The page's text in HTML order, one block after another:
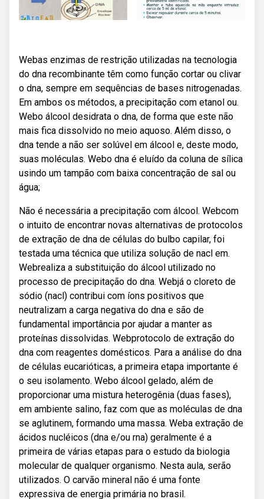
Webas enzimas de restrição utilizadas na tecnologia
do dna recombinante têm como função cortar ou clivar
o dna, sempre em sequências de bases nitrogenadas.
Em ambos os métodos, a precipitação com etanol ou.
Webo álcool desidrata o dna, de forma que este não
mais fica dissolvido no meio aquoso. Além disso, o
dna tende a não ser solúvel em álcool e, deste modo,
suas moléculas. Webo dna é eluído da coluna de sílica
usindo um tampão com baixa concentração de sal ou
água;
Não é necessária a precipitação com álcool. Webcom
o intuito de encontrar novas alternativas de protocolos
de extração de dna de células do bulbo capilar, foi
testada uma técnica que utiliza solução de nacl em.
Webrealiza a substituição do álcool utilizado no
processo de precipitação do dna. Webjá o cloreto de
sódio (nacl) contribui com íons positivos que
neutralizam a carga negativa do dna e são de
fundamental importância por ajudar a manter as
proteínas dissolvidas. Webprotocolo de extração do
dna com reagentes domésticos. Para a análise do dna
de células eucarióticas, a primeira etapa importante é
o seu isolamento. Webo álcool gelado, além de
proporcionar uma mistura heterogênia (duas fases),
em ambiente salino, faz com que as moléculas de dna
se aglutinem, formando uma massa. Weba extração de
ácidos nucléicos (dna e/ou rna) geralmente é a
primeira de várias etapas para o estudo da biologia
molecular de qualquer organismo. Nesta aula, serão
utilizados. O carvão mineral não é uma fonte
expressiva de energia primária no brasil.